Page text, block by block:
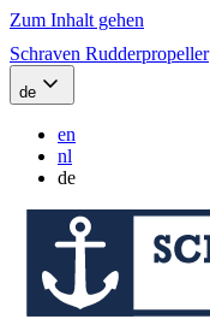
Zum Inhalt gehen
Schraven Rudderpropeller
de
en
nl
de